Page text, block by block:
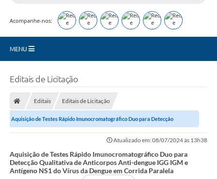
Acompanhe-nos:
MENU
Vagas PAT
Perguntas e Respostas Frequentes
Editais de Licitação
Editais Editais de Licitação
Aquisição de Testes Rápido Imunocromatográfico Duo para Detecção
Atualizado em: 08/07/2024 às 13h38
Aquisição de Testes Rápido Imunocromatográfico Duo para
Detecção Qualitativa de Anticorpos Anti-dengue IGG IGM e
Antígeno NS1 do Vírus da Dengue em Corrida Paralela